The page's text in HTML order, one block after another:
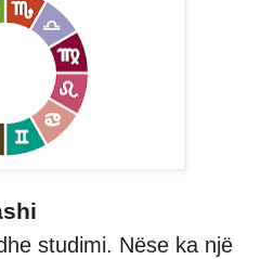
studimi. Nëse ka një